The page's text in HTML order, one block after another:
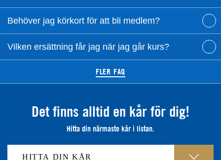
Behöver jag körkort för att bli medlem?
Vilken ersättning får jag när jag går kurs?
FLER FAQ
Det finns alltid en kår för dig!
Hitta din närmaste kår i listan.